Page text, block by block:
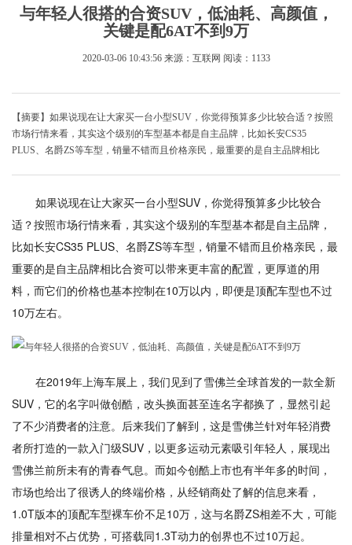
与年轻人很搭的合资SUV，低油耗、高颜值，
关键是配6AT不到9万
2020-03-06 10:43:56 来源：互联网 阅读：1133
【摘要】如果说现在让大家买一台小型SUV，你觉得预算多少比较合适？按照
市场行情来看，其实这个级别的车型基本都是自主品牌，比如长安CS35
PLUS、名爵ZS等车型，销量不错而且价格亲民，最重要的是自主品牌相比
如果说现在让大家买一台小型SUV，你觉得预算多少比较合
适？按照市场行情来看，其实这个级别的车型基本都是自主品牌，
比如长安CS35 PLUS、名爵ZS等车型，销量不错而且价格亲民，最
重要的是自主品牌相比合资可以带来更丰富的配置，更厚道的用
料，而它们的价格也基本控制在10万以内，即便是顶配车型也不过
10万左右。
在2019年上海车展上，我们见到了雪佛兰全球首发的一款全新
SUV，它的名字叫做创酷，改头换面甚至连名字都换了，显然引起
了不少消费者的注意。后来我们了解到，这是雪佛兰针对年轻消费
者所打造的一款入门级SUV，以更多运动元素吸引年轻人，展现出
雪佛兰前所未有的青春气息。而如今创酷上市也有半年多的时间，
市场也给出了很诱人的终端价格，从经销商处了解的信息来看，
1.0T版本的顶配车型裸车价不足10万，这与名爵ZS相差不大，可能
排量相对不占优势，可搭载同1.3T动力的创界也不过10万起。